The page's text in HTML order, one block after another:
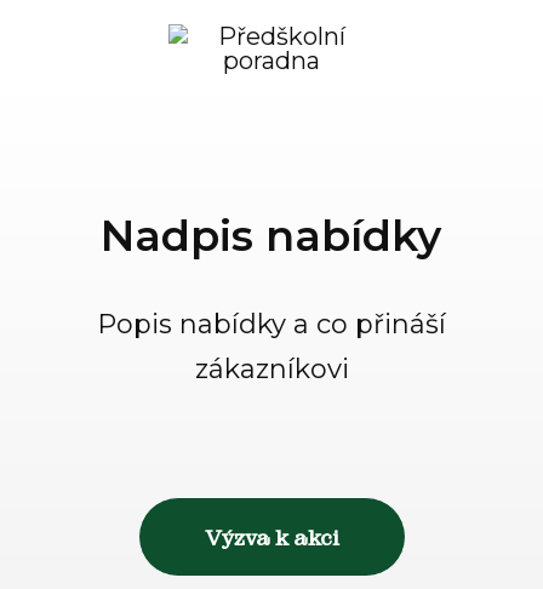
Nadpis nabídky
Popis nabídky a co přináší
zákazníkovi
Výzva k akci